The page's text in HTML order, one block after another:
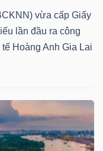
vừa cấp Giấy
lần đầu ra công
Hoàng Anh Gia Lai